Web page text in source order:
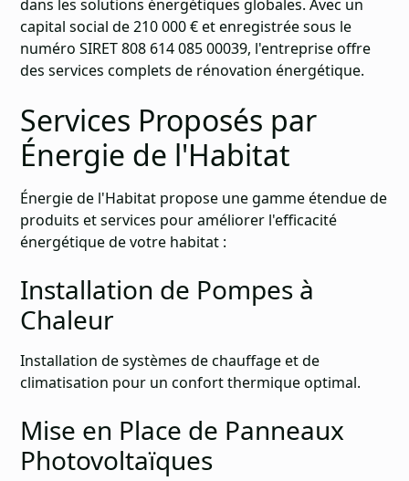
dans les solutions énergétiques globales. Avec un
capital social de 210 000 € et enregistrée sous le
numéro SIRET 808 614 085 00039, l'entreprise offre
des services complets de rénovation énergétique.
Services Proposés par
Énergie de l'Habitat
Énergie de l'Habitat propose une gamme étendue de
produits et services pour améliorer l'efficacité
énergétique de votre habitat :
Installation de Pompes à
Chaleur
Installation de systèmes de chauffage et de
climatisation pour un confort thermique optimal.
Mise en Place de Panneaux
Photovoltaïques